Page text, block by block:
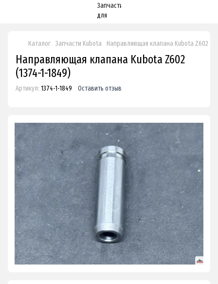
Каталог Запчасти Kubota Направляющая клапана Kubota Z602
Направляющая клапана Kubota Z602
(1374-1-1849)
Артикул: 1374-1-1849 Оставить отзыв